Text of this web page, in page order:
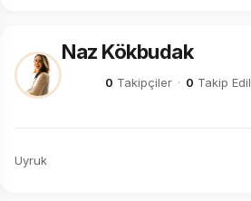
Naz Kökbudak
0 Takipçiler · 0 Takip
Uyruk